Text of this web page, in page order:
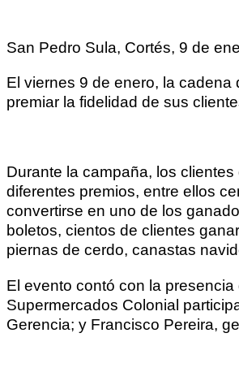
San Pedro Sula, Cortés, 9 de
El viernes 9 de enero, la cadena
premiar la fidelidad de sus
Durante la campaña, los
diferentes premios, entre ellos
convertirse en uno de los
boletos, cientos de clientes
piernas de cerdo, canastas
El evento contó con la
Supermercados Colonial
Gerencia; y Francisco Pereira,